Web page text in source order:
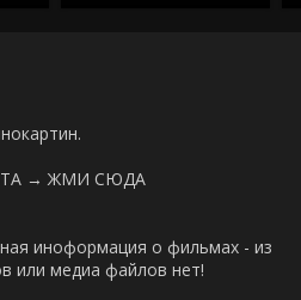
→ ЖМИ СЮДА
иноформация о фильмах - из
или медиа файлов нет!